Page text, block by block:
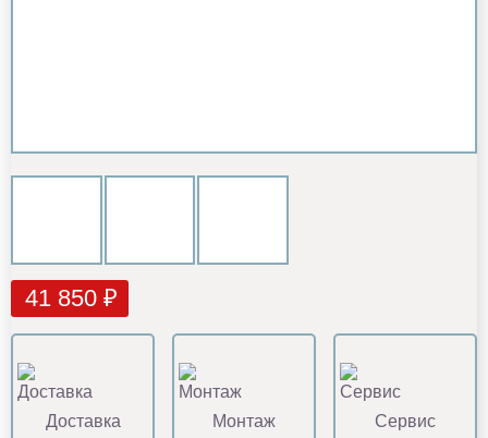
41 850 ₽
Доставка Монтаж Сервис